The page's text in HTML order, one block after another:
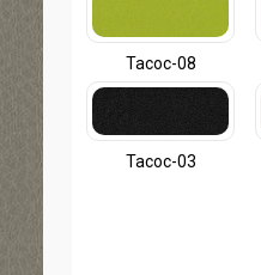
Тасос-08
Тасос-03